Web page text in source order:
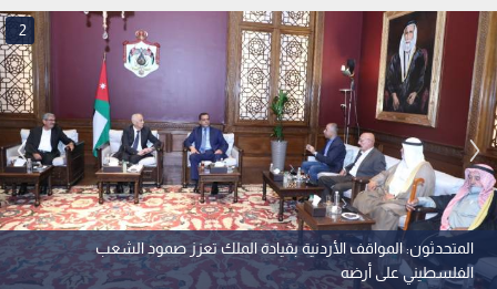
المتحدثون: المواقف الأردنية بقيادة الملك تعزز صمود الشعب
الفلسطيني على أرضه
2